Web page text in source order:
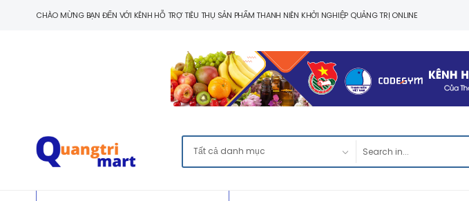
CHÀO MỪNG BẠN ĐẾN VỚI KÊNH HỖ TRỢ TIÊU THỤ SẢN PHẨM THANH NIÊN KHỞI NGHIỆP QUẢNG TRỊ ONLINE